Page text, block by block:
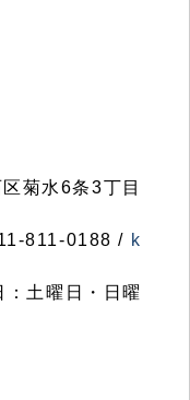
菊水6条3丁目
811-0188 / k
土曜日・日曜